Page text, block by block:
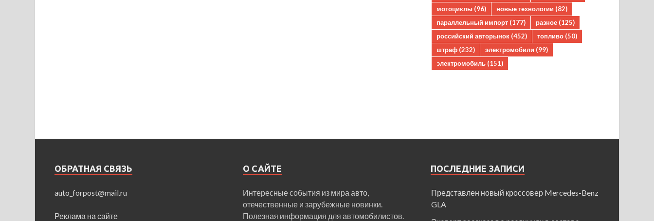
мотоциклы (96) новые технологии (82)
параллельный импорт (177) разное (125)
российский авторынок (452) топливо (50)
штраф (232) электромобили (99)
электромобиль (151)
ОБРАТНАЯ СВЯЗЬ
auto_forpost@mail.ru
Реклама на сайте
О САЙТЕ
Интересные события из мира авто,
отечественные и зарубежные новинки.
Полезная информация для автомобилистов.
ПОСЛЕДНИЕ ЗАПИСИ
Представлен новый кроссовер Mercedes-Benz
GLA